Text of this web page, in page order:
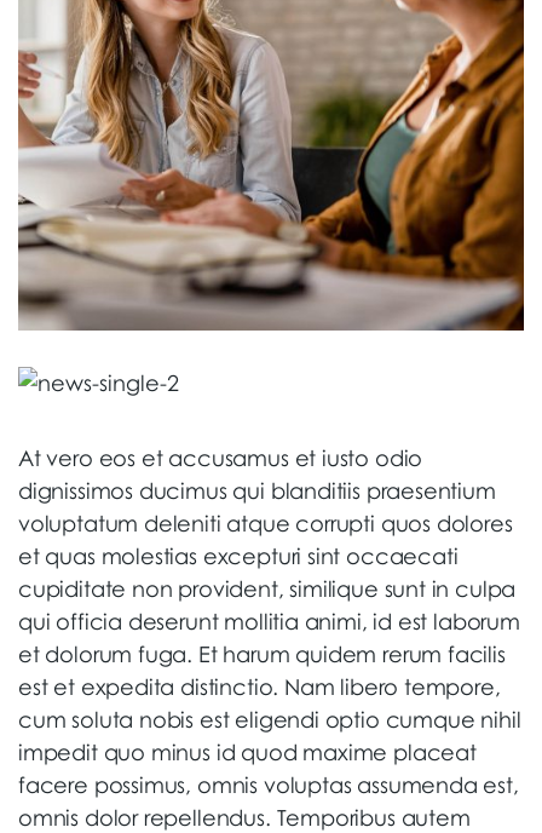
At vero eos et accusamus et iusto odio
dignissimos ducimus qui blanditiis praesentium
voluptatum deleniti atque corrupti quos dolores
et quas molestias excepturi sint occaecati
cupiditate non provident, similique sunt in culpa
qui officia deserunt mollitia animi, id est laborum
et dolorum fuga. Et harum quidem rerum facilis
est et expedita distinctio. Nam libero tempore,
cum soluta nobis est eligendi optio cumque nihil
impedit quo minus id quod maxime placeat
facere possimus, omnis voluptas assumenda est,
omnis dolor repellendus. Temporibus autem